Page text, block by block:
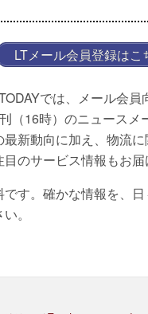
LTメール会員登録はこ
では、メール会
（16時）のニュースメ
最新動向に加え、物流
のサービス情報もお届
です。確かな情報を、
。